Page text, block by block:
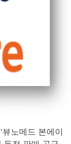
노메드 본에이